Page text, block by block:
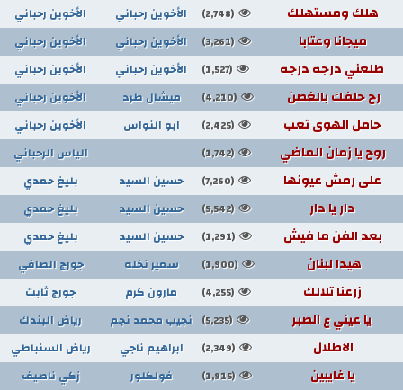
هلك ومستهلك (2,748) الأخوين رحباني الأخوين رحباني
ميجانا وعتابا (3,261) الأخوين رحباني الأخوين رحباني
طلعني درجه درجه (1,527) الأخوين رحباني الأخوين رحباني
رح حلفك بالغصن (4,210) ميشال طرد الأخوين رحباني
حامل الهوى تعب (2,425) ابو النواس الأخوين رحباني
روح يا زمان الماضي (1,742) الياس الرحباني
على رمش عيونها (7,260) حسين السيد بليغ حمدي
دار يا دار (5,542) حسين السيد بليغ حمدي
بعد الفن ما فيش (1,291) حسين السيد بليغ حمدي
هيدا لبنان (1,900) سمير نخله جورج الصافي
زرعنا تلالك (4,255) مارون كرم جورج ثابت
يا عيني ع الصبر (5,235) نجيب محمد نجم رياض البندك
الاطلال (2,349) ابراهيم ناجي رياض السنباطي
يا غايبين (1,915) فولكلور زكي ناصيف